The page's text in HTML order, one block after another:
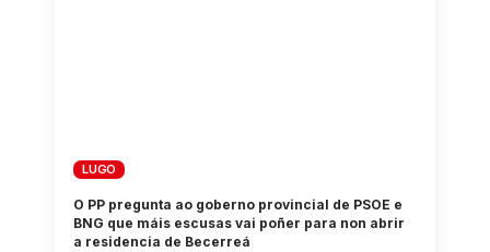
LUGO
O PP pregunta ao goberno provincial de PSOE e
BNG que máis escusas vai poñer para non abrir
a residencia de Becerreá